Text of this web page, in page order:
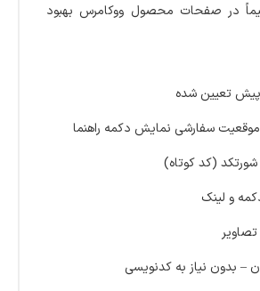
در صفحات محصول ووکامرس بهبود
تعیین شده
سفارشی نمایش دکمه راهنما
شورتکد (کد کوتاه)
و لینک
تصاویر
– بدون نیاز به کدنویسی